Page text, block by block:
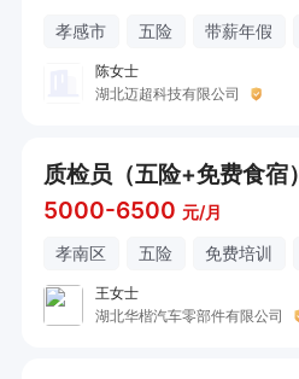
孝感市 五险 带薪年假
陈女士
湖北迈超科技有限公司
质检员（五险+免费食宿）
5000-6500 元/月
孝南区 五险 免费培训
王女士
湖北华楷汽车零部件有限公司